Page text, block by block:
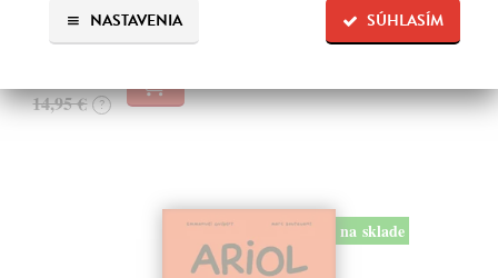
SÚHLASÍM
NASTAVENIA
Na sklade ?
14,95 € ?
na sklade